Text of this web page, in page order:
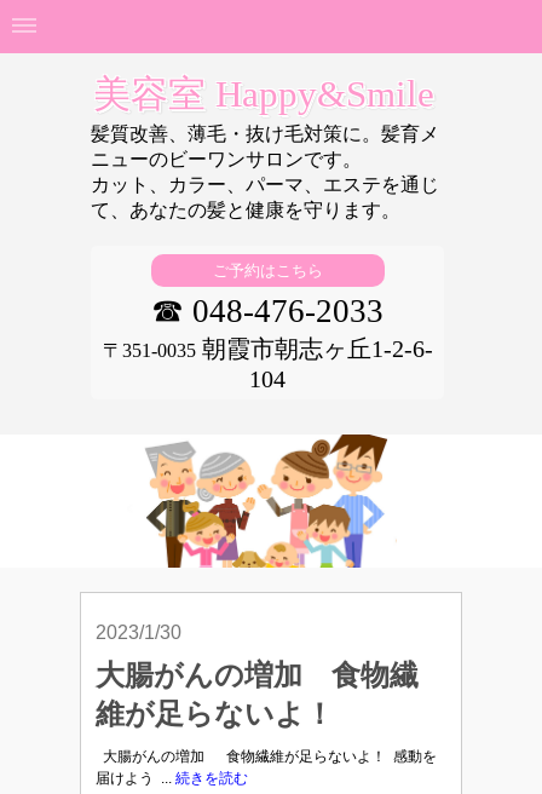
美容室 Happy&Smile
髪質改善、薄毛・抜け毛対策に。髪育メ
ニューのビーワンサロンです。
カット、カラー、パーマ、エステを通じ
て、あなたの髪と健康を守ります。
ご予約はこちら
☎ 048-476-2033
〒351-0035朝霞市朝志ヶ丘1-2-6-
104
2023/1/30
大腸がんの増加 食物繊
維が足らないよ！
大腸がんの増加 食物繊維が足らないよ！ 感動を
届けよう ... 続きを読む